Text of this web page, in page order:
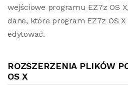
wejściowe programu EZ7z OS
dane, które program EZ7z OS
edytować.
ROZSZERZENIA PLIKÓW
OS X